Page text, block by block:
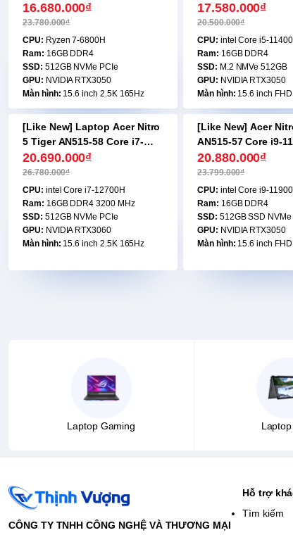
16GB | 512GB | RTX3050 |
15.6 inch FHD 165hz
16.680.000₫
23.780.000₫
CPU: Ryzen 7-6800H
Ram: 16GB DDR4
SSD: 512GB NVMe PCIe
GPU: NVIDIA RTX3050
Màn hình: 15.6 inch 2.5K 165Hz
16GB | 512GB | RTX
15.6 inch FHD 144hz
17.580.000₫
20.500.000₫
CPU: intel Core i5-
Ram: 16GB DDR4
SSD: M.2 NMVe 512GB
GPU: NVIDIA RTX3050
Màn hình: 15.6 inch FHD
-23%
[Like New] Laptop Acer Nitro
5 Tiger AN515-58 Core i7-
12700H | 16GB | 512GB | RTX
3050TI | 15.6 inch FHD 165Hz
| Led RGB
20.690.000₫
26.780.000₫
CPU: intel Core i7-12700H
Ram: 16GB DDR4 3200 MHz
SSD: 512GB NVMe PCIe
GPU: NVIDIA RTX3060
Màn hình: 15.6 inch 2.5K 165Hz
-13%
[Like New] Acer
AN515-57 Core i9-
16GB | 512GB | RTX
15.6 inch FHD 144hz
20.880.000₫
23.799.000₫
CPU: intel Core i9-
Ram: 16GB DDR4
SSD: 512GB SSD NVMe
GPU: NVIDIA RTX3050
Màn hình: 15.6 inch FHD
Laptop Gaming
CÔNG TY TNHH CÔNG NGHỆ VÀ THƯƠNG MẠI
Hỗ trợ
Tìm kiếm